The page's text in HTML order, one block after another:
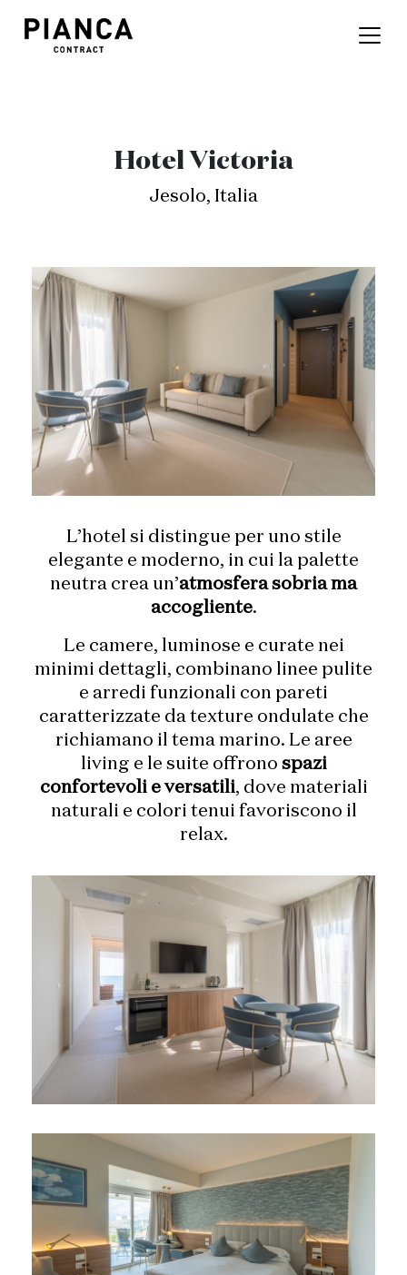
Hotel Victoria
Jesolo, Italia
L’hotel si distingue per uno stile
elegante e moderno, in cui la palette
neutra crea un’atmosfera sobria ma
accogliente.
Le camere, luminose e curate nei
minimi dettagli, combinano linee pulite
e arredi funzionali con pareti
caratterizzate da texture ondulate che
richiamano il tema marino. Le aree
living e le suite offrono spazi
confortevoli e versatili, dove materiali
naturali e colori tenui favoriscono il
relax.